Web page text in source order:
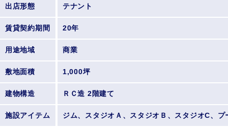
出店形態 テナント
賃貸契約期間 20年
用途地域 商業
敷地面積 1,000坪
建物構造 ＲＣ造 2階建て
施設アイテム ジム、スタジオＡ、スタジオＢ、スタジオC、